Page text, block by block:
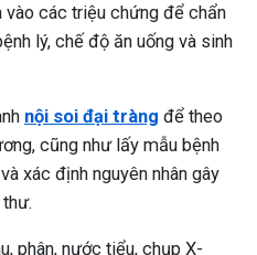
các triệu chứng để chẩn
lý, chế độ ăn uống và sinh
nội soi đại tràng để theo
cũng như lấy mẫu bệnh
xác định nguyên nhân gây
phân, nước tiểu, chụp X-